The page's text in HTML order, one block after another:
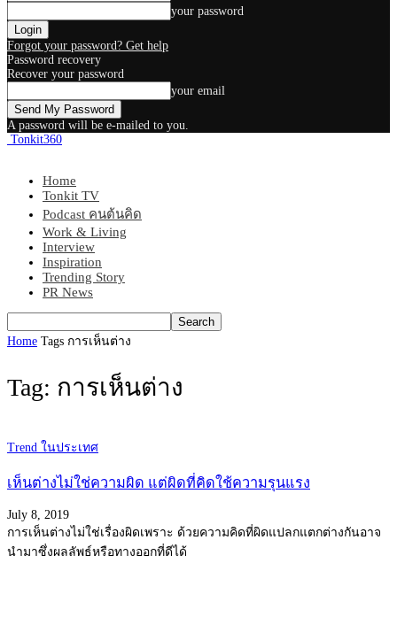
your password
Forgot your password? Get help
Password recovery
Recover your password
your email
A password will be e-mailed to you.
Tonkit360
Home
Tonkit TV
Podcast คนต้นคิด
Work & Living
Interview
Inspiration
Trending Story
PR News
Home Tags การเห็นต่าง
Tag: การเห็นต่าง
Trend ในประเทศ
เห็นต่างไม่ใช่ความผิด แต่ผิดที่คิดใช้ความรุนแรง
July 8, 2019
การเห็นต่างไม่ใช่เรื่องผิดเพราะ ด้วยความคิดที่ผิดแปลกแตกต่างกันอาจ
นำมาซึ่งผลลัพธ์หรือทางออกที่ดีได้